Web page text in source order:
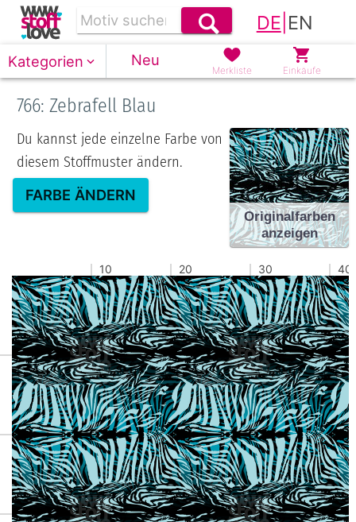
DE EN
Kategorien Neu
Merkliste Einkäufe
766: Zebrafell Blau
Du kannst jede einzelne Farbe von
diesem Stoffmuster ändern.
FARBE ÄNDERN
Originalfarben
anzeigen